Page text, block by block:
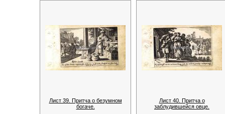
Лист 39. Притча о безумном
богаче.
Лист 40. Притча о
заблудившейся овце.